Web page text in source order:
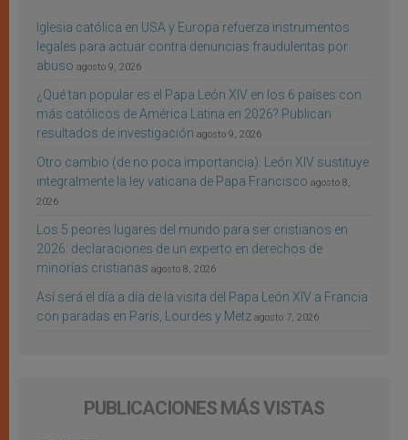
Iglesia católica en USA y Europa refuerza instrumentos
legales para actuar contra denuncias fraudulentas por
abuso agosto 9, 2026
¿Qué tan popular es el Papa León XIV en los 6 países con
más católicos de América Latina en 2026? Publican
resultados de investigación agosto 9, 2026
Otro cambio (de no poca importancia): León XIV sustituye
integralmente la ley vaticana de Papa Francisco agosto 8,
2026
Los 5 peores lugares del mundo para ser cristianos en
2026: declaraciones de un experto en derechos de
minorías cristianas agosto 8, 2026
Así será el día a día de la visita del Papa León XIV a Francia
con paradas en París, Lourdes y Metz agosto 7, 2026
PUBLICACIONES MÁS VISTAS